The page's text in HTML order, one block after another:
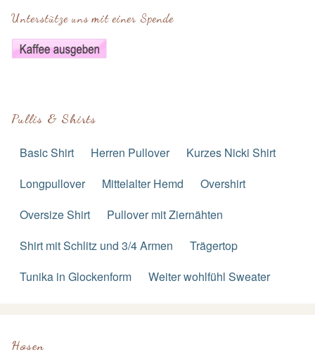
Unterstütze uns mit einer Spende
Pullis & Shirts
Basic Shirt Herren Pullover
Kurzes Nicki Shirt
Longpullover
Mittelalter Hemd
Overshirt
Oversize Shirt
Pullover mit Ziernähten
Shirt mit Schlitz und 3/4 Armen
Trägertop
Tunika in Glockenform
Weiter wohlfühl Sweater
Hosen